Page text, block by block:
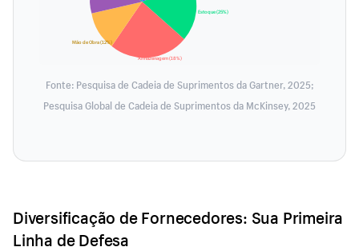
Estoque (25%)
Armazenagem (18%)
Mão de Obra (12%)
Fonte: Pesquisa de Cadeia de Suprimentos da Gartner, 2025;
Pesquisa Global de Cadeia de Suprimentos da McKinsey, 2025
Diversificação de Fornecedores: Sua Primeira
Linha de Defesa